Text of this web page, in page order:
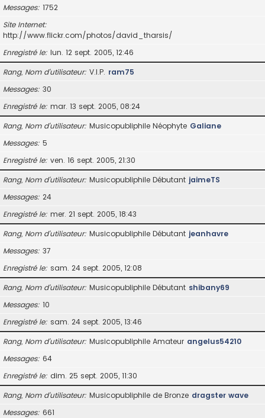
Messages 1752
Site Internet
http://www.flickr.com/photos/david_tharsis/
Enregistré le lun. 12 sept. 2005, 12:46
Rang, Nom d’utilisateur V.I.P. ram75
Messages 30
Enregistré le mar. 13 sept. 2005, 08:24
Rang, Nom d’utilisateur Musicopubliphile Néophyte Galiane
Messages 5
Enregistré le ven. 16 sept. 2005, 21:30
Rang, Nom d’utilisateur Musicopubliphile Débutant jaimeTS
Messages 24
Enregistré le mer. 21 sept. 2005, 18:43
Rang, Nom d’utilisateur Musicopubliphile Débutant jeanhavre
Messages 37
Enregistré le sam. 24 sept. 2005, 12:08
Rang, Nom d’utilisateur Musicopubliphile Débutant shibany69
Messages 10
Enregistré le sam. 24 sept. 2005, 13:46
Rang, Nom d’utilisateur Musicopubliphile Amateur angelus54210
Messages 64
Enregistré le dim. 25 sept. 2005, 11:30
Rang, Nom d’utilisateur Musicopubliphile de Bronze dragster wave
Messages 661